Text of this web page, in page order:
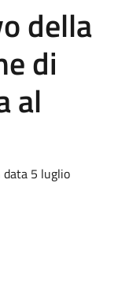
della
di
al
data 5 luglio